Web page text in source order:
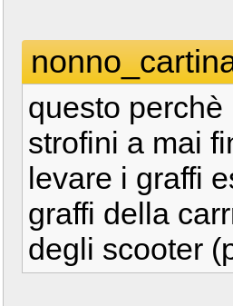
questo
strofini a mai
levare i graffi
graffi della
degli scooter